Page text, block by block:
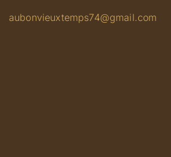
aubonvieuxtemps74@gmail.com